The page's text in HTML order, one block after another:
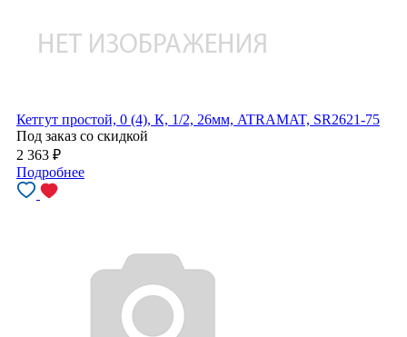
Кетгут простой, 0 (4), К, 1/2, 26мм, ATRAMAT, SR2621-75
Под заказ со скидкой
2 363 ₽
Подробнее